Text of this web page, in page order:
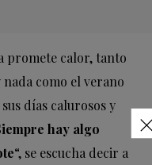
promete calor, tanto
como el verano
días calurosos y
hay algo
“, se escucha decir a